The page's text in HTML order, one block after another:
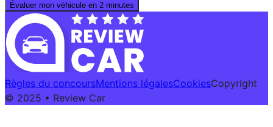
Évaluer mon véhicule en 2 minutes
Règles du concoursMentions légalesCookiesCopyright
© 2025 • Review Car